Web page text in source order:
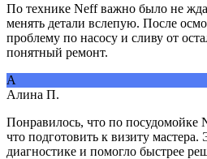
По технике Neff важно было не
менять детали вслепую. После
проблему по насосу и сливу от
понятный ремонт.
А
Алина П.
Понравилось, что по посудомойке
что подготовить к визиту
диагностике и помогло быстрее